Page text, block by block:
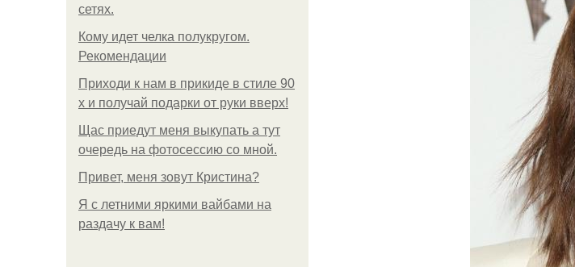
сетях.
Кому идет челка полукругом.
Рекомендации
Приходи к нам в прикиде в стиле 90
х и получай подарки от руки вверх!
Щас приедут меня выкупать а тут
очередь на фотосессию со мной.
Привет, меня зовут Кристина?
Я с летними яркими вайбами на
раздачу к вам!